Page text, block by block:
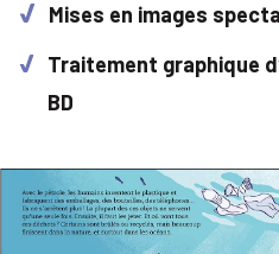
Mises en images
Traitement graphique
BD